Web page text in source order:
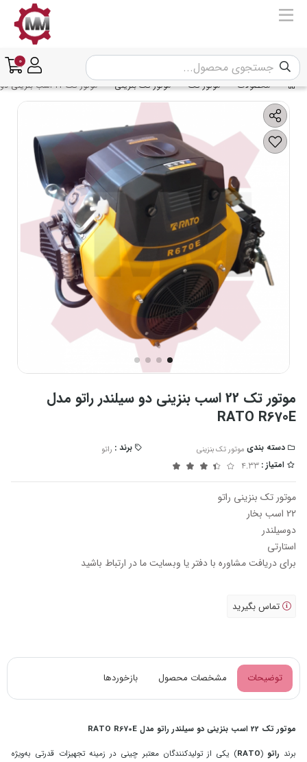
0
محصولات موتور تک موتور تک بنزینی موتور تک 22 اسب بنزینی دو سیلندر راتو مدل RATO R670E
موتور تک 22 اسب بنزینی دو سیلندر راتو مدل
RATO R670E
دسته بندی موتور تک بنزینی برند : راتو
امتیاز : 4.33
موتور تک بنزینی راتو
22 اسب بخار
دوسیلندر
استارتی
برای دریافت مشاوره با دفتر یا وبسایت ما در ارتباط باشید
تماس بگیرید
توضیحات مشخصات محصول بازخوردها
موتور تک 22 اسب بنزینی دو سیلندر راتو مدل RATO R670E
برند راتو (
RATO) یکی از تولیدکنندگان معتبر چینی در زمینه تجهیزات قدرتی به‌ویژه